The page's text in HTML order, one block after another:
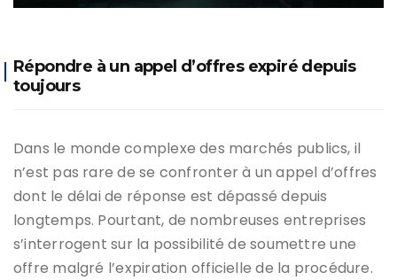
Répondre à un appel d’offres expiré depuis
toujours
Dans le monde complexe des marchés publics, il
n’est pas rare de se confronter à un appel d’offres
dont le délai de réponse est dépassé depuis
longtemps. Pourtant, de nombreuses entreprises
s’interrogent sur la possibilité de soumettre une
offre malgré l’expiration officielle de la procédure.